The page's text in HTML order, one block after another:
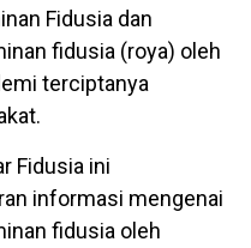
Fidusia dan
fidusia (roya) oleh
terciptanya
Fidusia ini
informasi mengenai
fidusia oleh